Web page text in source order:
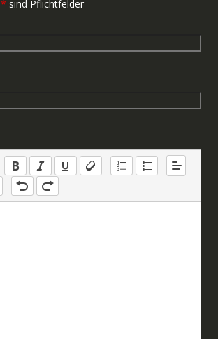
* sind Pflichtfelder